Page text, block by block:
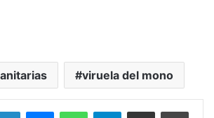
viruela del mono
LinkedInMessengerWhatsAppTelegramCompartir por correo electrónico